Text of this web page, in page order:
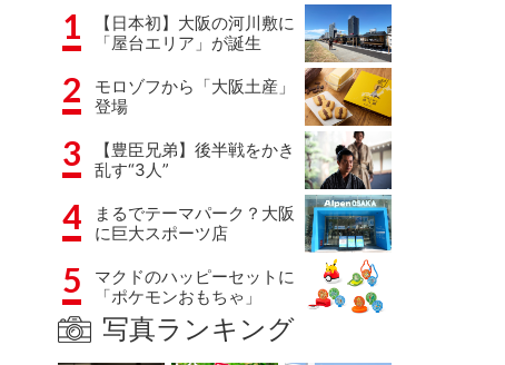
1
【日本初】大阪の河川敷に
「屋台エリア」が誕生
2
モロゾフから「大阪土産」
登場
3
【豊臣兄弟】後半戦をかき
乱す“3人”
4
まるでテーマパーク？大阪
に巨大スポーツ店
5
マクドのハッピーセットに
「ポケモンおもちゃ」
写真ランキング